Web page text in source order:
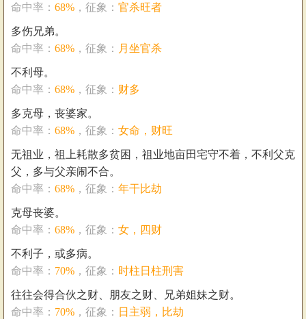
命中率： 68% ，征象： 官杀旺者
多伤兄弟。
命中率： 68% ，征象： 月坐官杀
不利母。
命中率： 68% ，征象： 财多
多克母，丧婆家。
命中率： 68% ，征象： 女命，财旺
无祖业，祖上耗散多贫困，祖业地亩田宅守不着，不利父克
父，多与父亲闹不合。
命中率： 68% ，征象： 年干比劫
克母丧婆。
命中率： 68% ，征象： 女，四财
不利子，或多病。
命中率： 70% ，征象： 时柱日柱刑害
往往会得合伙之财、朋友之财、兄弟姐妹之财。
命中率： 70% ，征象： 日主弱，比劫